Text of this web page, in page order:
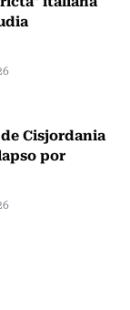
Cisjordania
por